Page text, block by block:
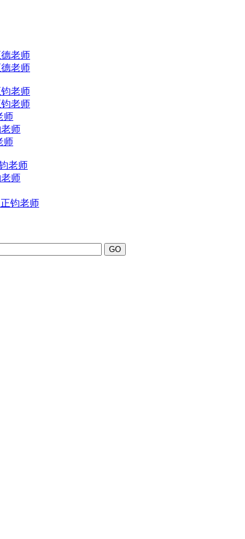
老师
老师
老师
老师
师
师
师
老师
师
钧老师